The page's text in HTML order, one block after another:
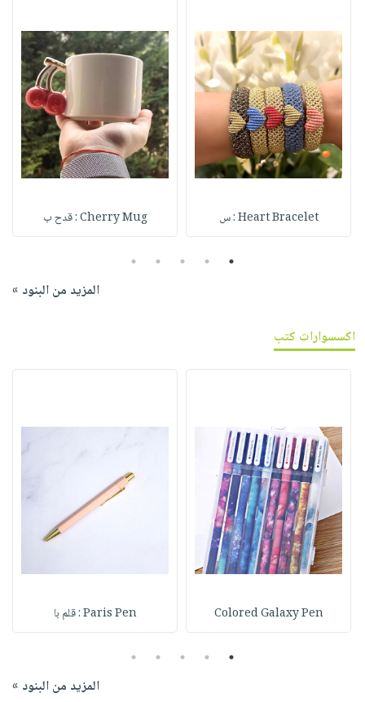
Heart Bracelet : س Cherry Mug : قدح ب
1
2
3
4
5
المزيد من البنود »
اكسسوارات كتب
Colored Galaxy Pen Paris Pen : قلم با
1
2
3
4
5
المزيد من البنود »